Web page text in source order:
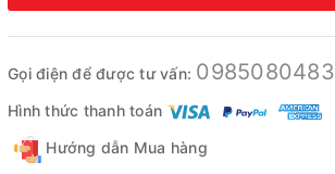
Gọi điện để được tư vấn: 0985080483
Hình thức thanh toán
Hướng dẫn Mua hàng